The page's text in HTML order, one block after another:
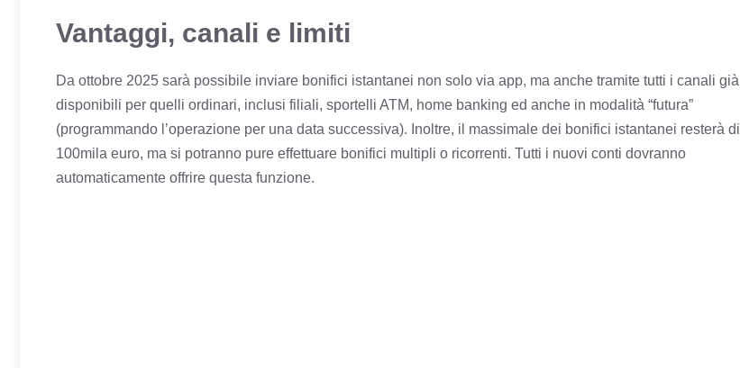
Vantaggi, canali e limiti
Da ottobre 2025 sarà possibile inviare bonifici istantanei non solo via app, ma anche tramite tutti i canali già
disponibili per quelli ordinari, inclusi filiali, sportelli ATM, home banking ed anche in modalità “futura”
(programmando l’operazione per una data successiva). Inoltre, il massimale dei bonifici istantanei resterà di
100mila euro, ma si potranno pure effettuare bonifici multipli o ricorrenti. Tutti i nuovi conti dovranno
automaticamente offrire questa funzione.